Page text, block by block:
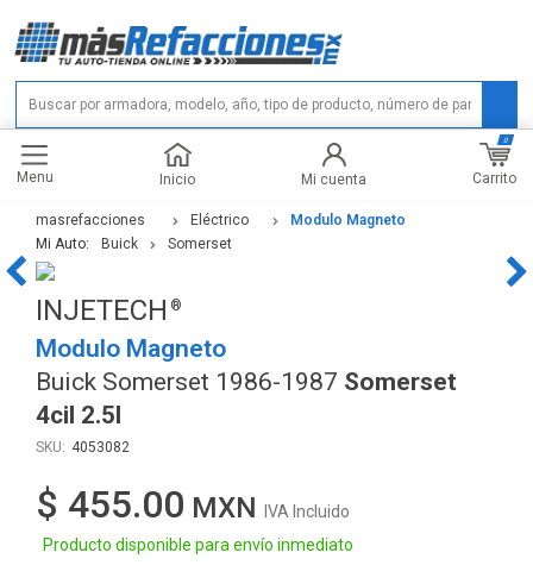
Menu Inicio Mi cuenta Carrito
0
masrefacciones Eléctrico
Modulo Magneto
Mi Auto:
Buick Somerset
INJETECH
Modulo Magneto
Buick Somerset 1986-1987 Somerset
4cil 2.5l
4053082
$ 455.00
IVA Incluido
Producto disponible para envío inmediato